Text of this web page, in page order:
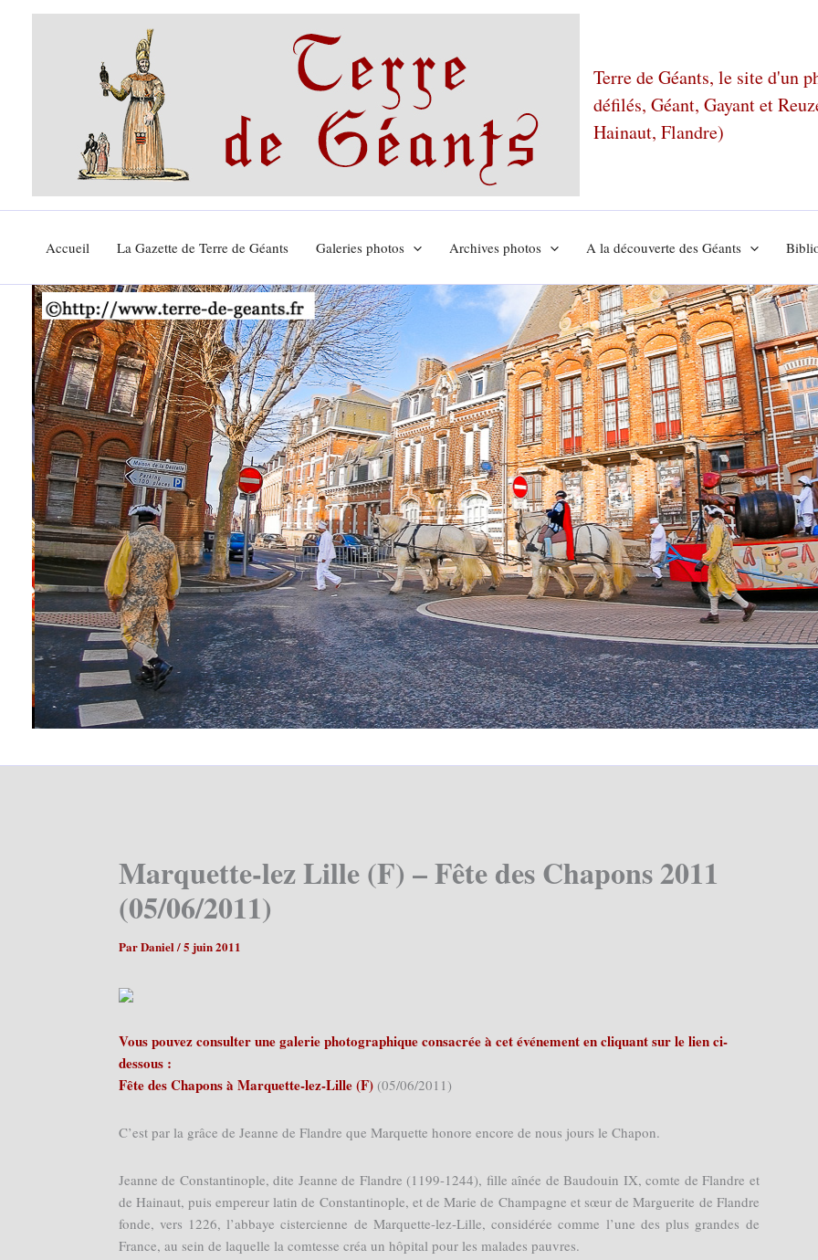
Terre de Géants, le site d'un
défilés, Géant, Gayant et
Hainaut, Flandre)
Accueil La Gazette de Terre de Géants Galeries photos Archives photos A la découverte des Géants
Marquette-lez Lille (F) – Fête des Chapons 2011
(05/06/2011)
ParDaniel /5 juin 2011
Vous pouvez consulter une galerie photographique consacrée à cet événement en cliquant sur le lien ci-
dessous :
Fête des Chapons à Marquette-lez-Lille (F)(05/06/2011)
C’est par la grâce de Jeanne de Flandre que Marquette honore encore de nous jours le Chapon.
Jeanne de Constantinople, dite Jeanne de Flandre (1199-1244), fille aînée de Baudouin IX, comte de Flandre et
de Hainaut, puis empereur latin de Constantinople, et de Marie de Champagne et sœur de Marguerite de Flandre
fonde, vers 1226, l’abbaye cistercienne de Marquette-lez-Lille, considérée comme l’une des plus grandes de
France, au sein de laquelle la comtesse créa un hôpital pour les malades pauvres.